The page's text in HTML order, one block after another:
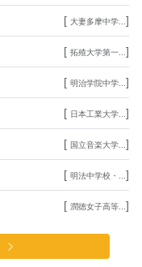
[ 大妻多摩中学... ]
[ 拓殖大学第一... ]
[ 明治学院中学... ]
[ 日本工業大学... ]
[ 国立音楽大学... ]
[ 明法中学校・... ]
[ 潤徳女子高等... ]